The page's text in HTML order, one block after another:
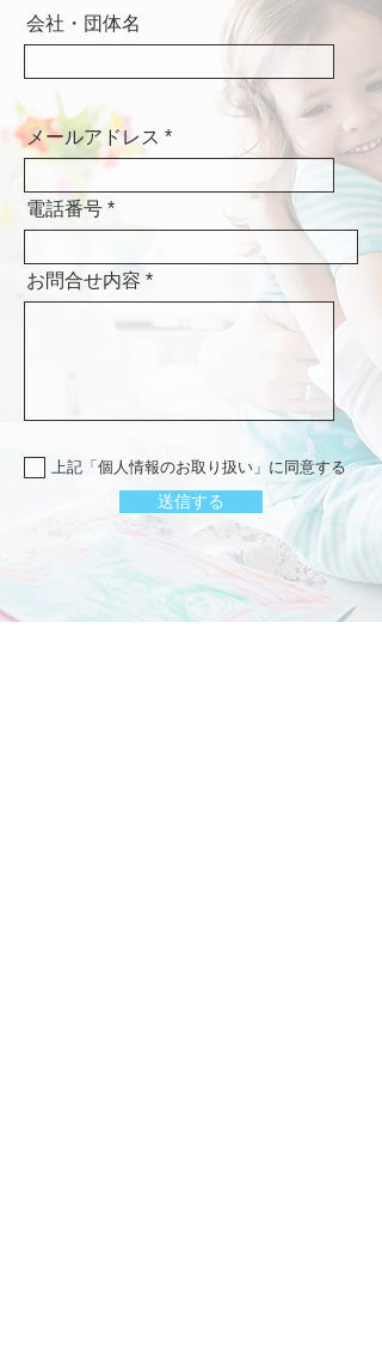
会社・団体名
メールアドレス
電話番号
お問合せ内容
上記「個人情報のお取り扱い」に同意する
送信する